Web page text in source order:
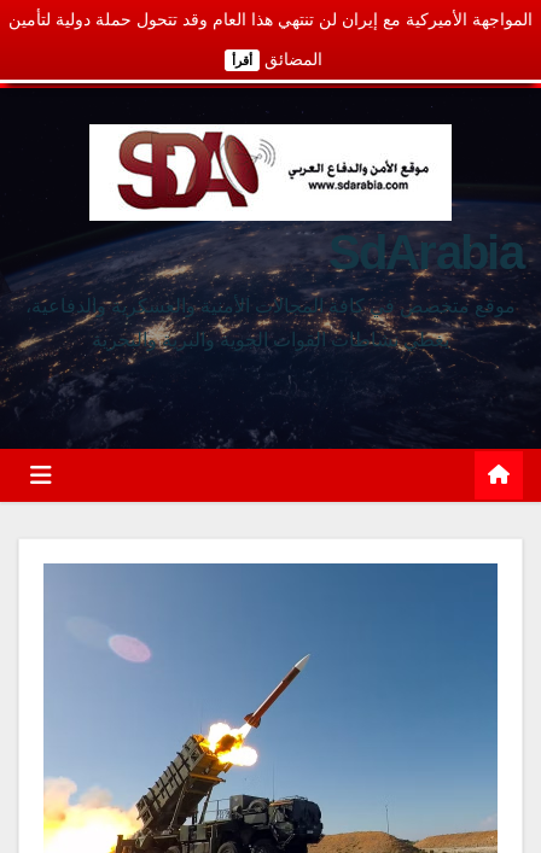
المواجهة الأميركية مع إيران لن تنتهي هذا العام وقد تتحول حملة دولية لتأمين
المضائق أقرأ
SdArabia
موقع متخصص في كافة المجالات الأمنية والعسكرية والدفاعية،
يغطي نشاطات القوات الجوية والبرية والبحرية